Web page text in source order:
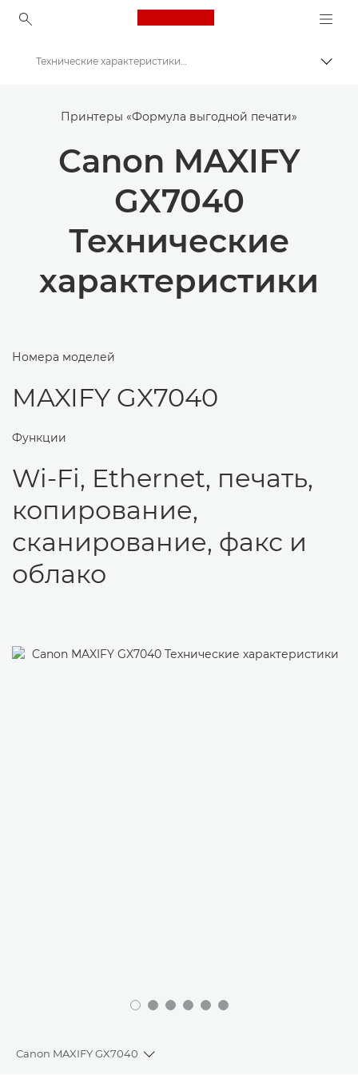
Canon Logo, back to
Принтеры Canon
Canon MAXIFY GX7040 — принтеры
Технические характеристики — MAXIFY GX7040
Принтеры «Формула выгодной печати»
Canon MAXIFY
GX7040
Технические
характеристики
Номера моделей
MAXIFY GX7040
Функции
Wi-Fi, Ethernet, печать,
копирование,
сканирование, факс и
облако
Canon MAXIFY GX7040
Toggle breadcrumbs